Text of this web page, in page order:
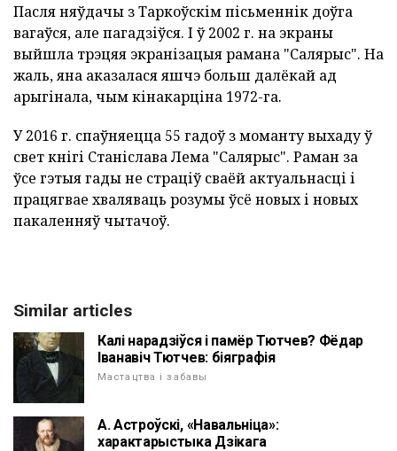
Пасля няўдачы з Таркоўскім пісьменнік доўга
вагаўся, але пагадзіўся. І ў 2002 г. на экраны
выйшла трэцяя экранізацыя рамана "Салярыс". На
жаль, яна аказалася яшчэ больш далёкай ад
арыгінала, чым кінакарціна 1972-га.
У 2016 г. спаўняецца 55 гадоў з моманту выхаду ў
свет кнігі Станіслава Лема "Салярыс". Раман за
ўсе гэтыя гады не страціў сваёй актуальнасці і
працягвае хваляваць розумы ўсё новых і новых
пакаленняў чытачоў.
Similar articles
Калі нарадзіўся і памёр Тютчев? Фёдар
Іванавіч Тютчев: біяграфія
Мастацтва і забавы
А. Астроўскі, «Навальніца»:
характарыстыка Дзікага